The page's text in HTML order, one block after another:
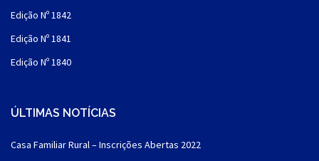
Edição Nº 1842
Edição Nº 1841
Edição Nº 1840
ÚLTIMAS NOTÍCIAS
Casa Familiar Rural – Inscrições Abertas 2022